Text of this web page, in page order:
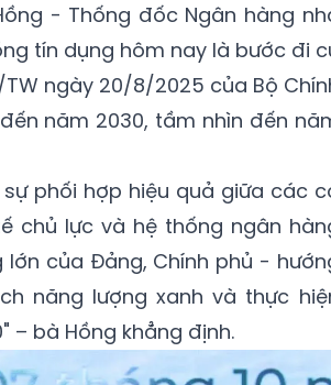
- Thống đốc Ngân hàng
tín dụng hôm nay là bước đi
ngày 20/8/2025 của Bộ
năm 2030, tầm nhìn đến
phối hợp hiệu quả giữa các
chủ lực và hệ thống ngân
của Đảng, Chính phủ -
năng lượng xanh và thực
bà Hồng khẳng định.